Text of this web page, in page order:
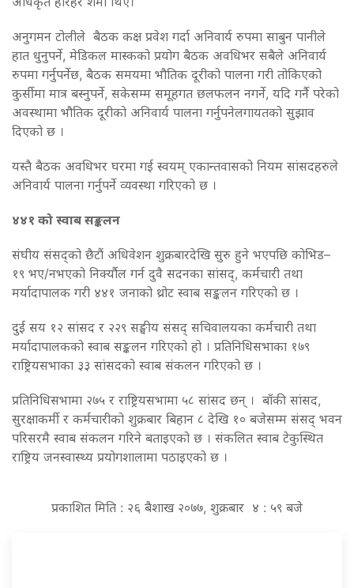
अनुगमन टोलीले बैठक कक्ष प्रवेश गर्दा अनिवार्य रुपमा साबुन पानीले
हात धुनुपर्ने, मेडिकल मास्कको प्रयोग बैठक अवधिभर सबैले अनिवार्य
रुपमा गर्नुपर्नेछ, बैठक समयमा भौतिक दूरीको पालना गरी तोकिएको
कुर्सीमा मात्र बस्नुपर्ने, सकेसम्म समूहगत छलफलन नगर्ने, यदि गर्नै परेको
अवस्थामा भौतिक दूरीको अनिवार्य पालना गर्नुपनेलगायतको सुझाव
दिएको छ ।
यस्तै बैठक अवधिभर घरमा गई स्वयम् एकान्तवासको नियम सांसदहरुले
अनिवार्य पालना गर्नुपर्ने व्यवस्था गरिएको छ ।
४४१ को स्वाब सङ्कलन
संघीय संसद्को छैटौं अधिवेशन शुक्रबारदेखि सुरु हुने भएपछि कोभिड–
१९ भए/नभएको निर्क्याैल गर्न दुवै सदनका सांसद्, कर्मचारी तथा
मर्यादापालक गरी ४४१ जनाको थ्रोट स्वाब सङ्कलन गरिएको छ ।
दुई सय १२ सांसद र २२९ सङ्घीय संसद् सचिवालयका कर्मचारी तथा
मर्यादापालकको स्वाब सङ्कलन गरिएको हो । प्रतिनिधिसभाका १७९
राष्ट्रियसभाका ३३ सांसदको स्वाब संकलन गरिएको छ ।
प्रतिनिधिसभामा २७५ र राष्ट्रियसभामा ५८ सांसद छन् । बाँकी सांसद,
सुरक्षाकर्मी र कर्मचारीको शुक्रबार बिहान ८ देखि १० बजेसम्म संसद् भवन
परिसरमै स्वाब संकलन गरिने बताइएको छ । संकलित स्वाब टेकुस्थित
राष्ट्रिय जनस्वास्थ्य प्रयोगशालामा पठाइएको छ ।
प्रकाशित मिति : २६ बैशाख २०७७, शुक्रबार ४ : ५९ बजे